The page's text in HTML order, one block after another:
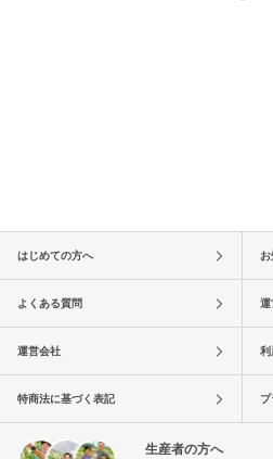
はじめての方へ
よくある質問 運
運営会社 利
特商法に基づく表記
生産者の方へ